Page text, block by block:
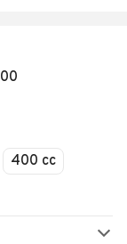
400 cc